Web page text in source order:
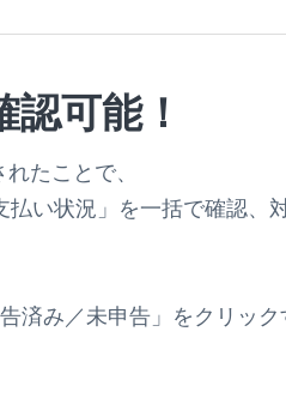
可能！
たことで、
い状況」を一括で確認、
済み／未申告」をクリッ